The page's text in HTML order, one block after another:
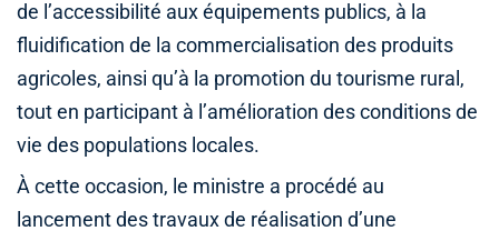
de l’accessibilité aux équipements publics, à la
fluidification de la commercialisation des produits
agricoles, ainsi qu’à la promotion du tourisme rural,
tout en participant à l’amélioration des conditions de
vie des populations locales.
À cette occasion, le ministre a procédé au
lancement des travaux de réalisation d’une